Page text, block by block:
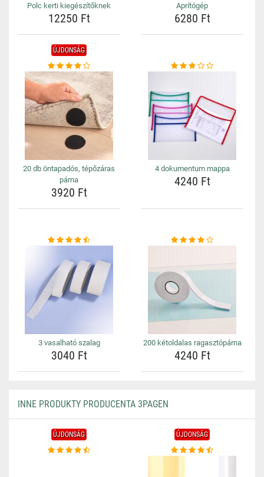
Polc kerti kiegészítőknek
12250 Ft
Aprítógép
6280 Ft
ÚJDONSÁG
20 db öntapadós, tépőzáras
párna
3920 Ft
4 dokumentum mappa
4240 Ft
3 vasalható szalag
3040 Ft
200 kétoldalas ragasztópárna
4240 Ft
INNE PRODUKTY PRODUCENTA 3PAGEN
ÚJDONSÁG ÚJDONSÁG